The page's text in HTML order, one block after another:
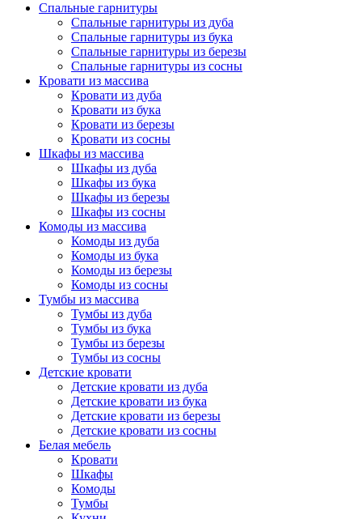
Спальные гарнитуры
Спальные гарнитуры из дуба
Спальные гарнитуры из бука
Спальные гарнитуры из березы
Спальные гарнитуры из сосны
Кровати из массива
Кровати из дуба
Кровати из бука
Кровати из березы
Кровати из сосны
Шкафы из массива
Шкафы из дуба
Шкафы из бука
Шкафы из березы
Шкафы из сосны
Комоды из массива
Комоды из дуба
Комоды из бука
Комоды из березы
Комоды из сосны
Тумбы из массива
Тумбы из дуба
Тумбы из бука
Тумбы из березы
Тумбы из сосны
Детские кровати
Детские кровати из дуба
Детские кровати из бука
Детские кровати из березы
Детские кровати из сосны
Белая мебель
Кровати
Шкафы
Комоды
Тумбы